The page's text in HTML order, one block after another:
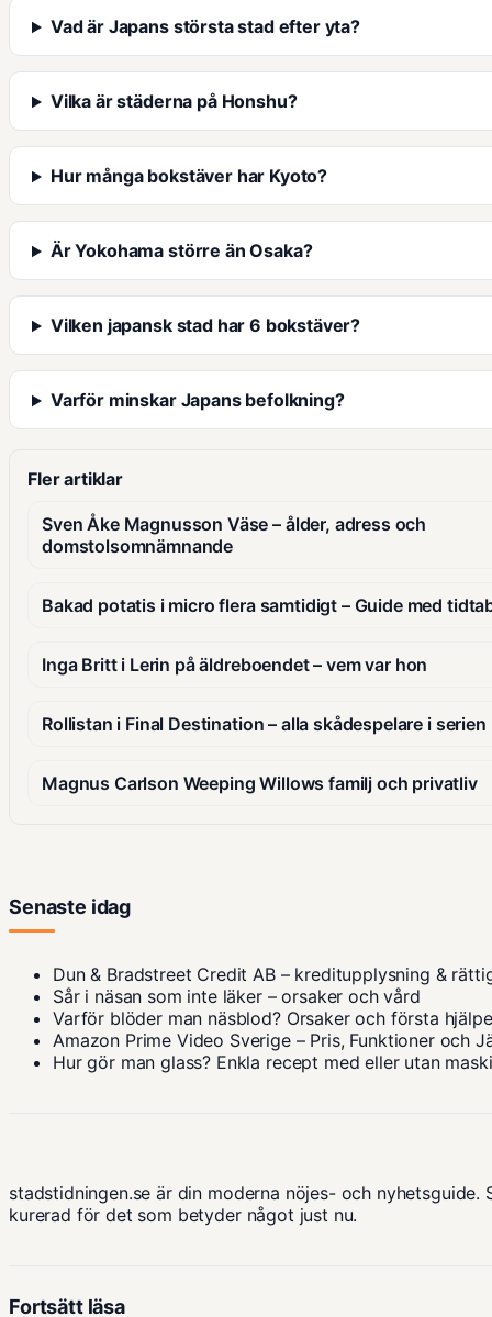
Vad är Japans största stad efter yta?
Vilka är städerna på Honshu?
Hur många bokstäver har Kyoto?
Är Yokohama större än Osaka?
Vilken japansk stad har 6 bokstäver?
Varför minskar Japans befolkning?
Fler artiklar
Sven Åke Magnusson Väse – ålder, adress och
domstolsomnämnande
Bakad potatis i micro flera samtidigt – Guide med
Inga Britt i Lerin på äldreboendet – vem var hon
Rollistan i Final Destination – alla skådespelare i
Magnus Carlson Weeping Willows familj och privatliv
Senaste idag
Dun & Bradstreet Credit AB – kreditupplysning &
Sår i näsan som inte läker – orsaker och vård
Varför blöder man näsblod? Orsaker och första
Amazon Prime Video Sverige – Pris, Funktioner och
Hur gör man glass? Enkla recept med eller utan
stadstidningen.se är din moderna nöjes- och nyhetsguide.
kurerad för det som betyder något just nu.
Fortsätt läsa